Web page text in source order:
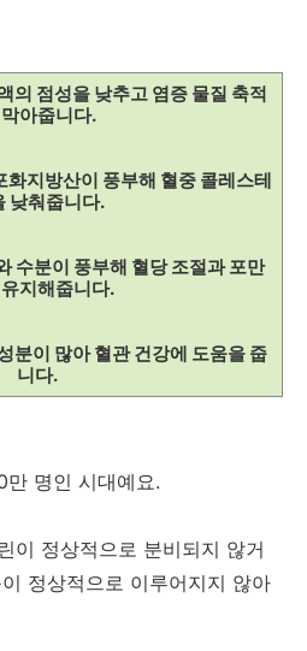
의 점성을 낮추고 염증 물질 축적
아줍니다.
화지방산이 풍부해 혈중 콜레스테
낮춰줍니다.
수분이 풍부해 혈당 조절과 포만
지해줍니다.
분이 많아 혈관 건강에 도움을 줍
니다.
명인 시대예요.
이 정상적으로 분비되지 않거
정상적으로 이루어지지 않아